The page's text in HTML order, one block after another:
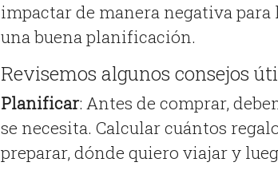
impactar de manera negativa para
una buena planificación.
Revisemos algunos consejos
Planificar: Antes de comprar,
se necesita. Calcular cuántos
preparar, dónde quiero viajar y